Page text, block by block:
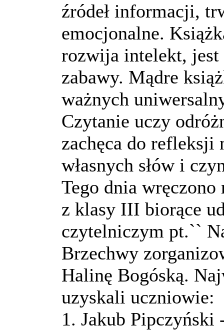
źródeł informacji,
emocjonalne.
rozwija intelekt,
zabawy. Mądre
ważnych
Czytanie uczy
zachęca do refleksji
własnych słów i
Tego dnia
z klasy III biorące
czytelniczym pt.``
Brzechwy
Halinę Bogóską.
uzyskali uczniowie:
1. Jakub Pipczyński